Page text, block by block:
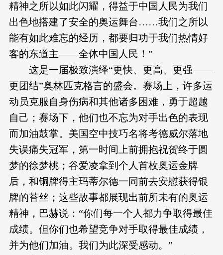
精神之所以如此闪耀，得益于中国人民为我们
出色地搭建了安全的奥运舞台……我们之所以
能有如此难忘的经历，都要归功于我们热情好
客的东道主——全体中国人民！”
这是一届极致演绎“更快、更高、更强——
更团结”奥林匹克格言的盛会。赛场上，许多运
动员克服自身伤病和其他诸多困难，勇于超越
自己；赛场下，他们也不忘为对手出色的表现
而加油鼓掌。美国空中技巧名将考德威尔落地
失误痛失冠军，第一时间上前拥抱祝贺终于圆
梦的徐梦桃；谷爱凌拿到个人首枚奥运金牌
后，和铜牌得主玛蒂尔德一同前去安慰获得银
牌的苔丝；这些故事都展现出前所未有的奥运
精神，巴赫说：“你们每一个人都力争取得最佳
成绩。但你们也希望竞争对手取得最佳成绩，
并为他们加油。我们为此深受感动。”